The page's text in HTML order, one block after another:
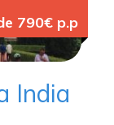
790€ p.p
India